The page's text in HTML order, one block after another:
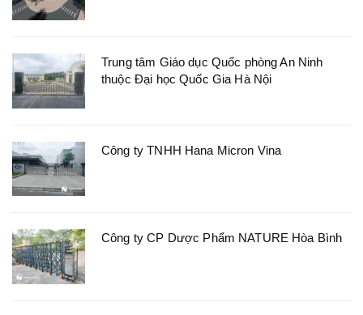
Trung tâm Giáo dục Quốc phòng An Ninh
thuộc Đại học Quốc Gia Hà Nội
Công ty TNHH Hana Micron Vina
Công ty CP Dược Phẩm NATURE Hòa Bình